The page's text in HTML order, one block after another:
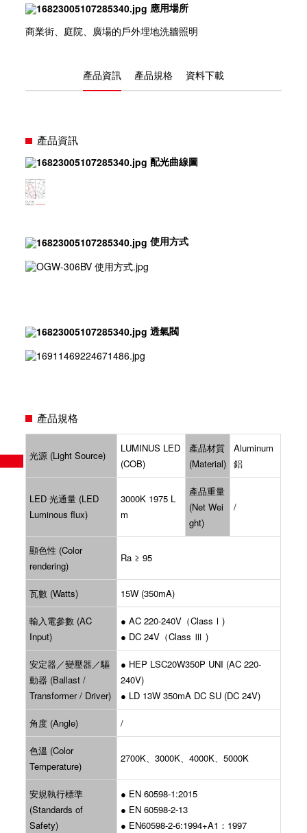
應用場所
商業街、庭院、廣場的戶外埋地洗牆照明
產品資訊 產品規格 資料下載
產品資訊
配光曲線圖
使用方式
透氣閥
產品規格
光源 (Light Source)
LUMINUS LED
(COB)
產品材質
(Material)
Aluminum
鋁
LED 光通量 (LED
Luminous flux)
3000K 1975 L
m
產品重量
(Net Wei
ght)
/
顯色性 (Color
rendering)
Ra ≥ 95
瓦數 (Watts) 15W (350mA)
輸入電參數 (AC
Input)
● AC 220-240V（ClassⅠ)
● DC 24V（Class Ⅲ )
安定器／變壓器／驅
動器 (Ballast /
Transformer / Driver)
● HEP LSC20W350P UNI (AC 220-
240V)
● LD 13W 350mA DC SU (DC 24V)
角度 (Angle) /
色溫 (Color
Temperature)
2700K、3000K、4000K、5000K
安規執行標準
(Standards of
Safety)
● EN 60598-1:2015
● EN 60598-2-13
● EN60598-2-6:1994+A1：1997